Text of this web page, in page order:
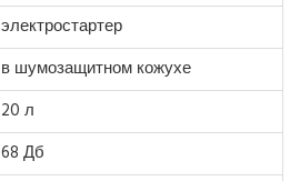
электростартер
в шумозащитном кожухе
20 л
68 Дб